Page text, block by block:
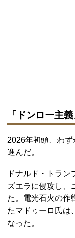
「ドンロー主
2026年初頭、わず
進んだ。
ドナルド・トラン
ズエラに侵攻し、
た。電光石火の作
たマドゥーロ氏は
なった。